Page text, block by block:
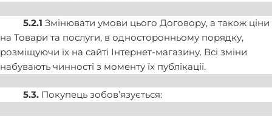
5.2.1 Змінювати умови цього Договору, а також ціни
на Товари та послуги, в односторонньому порядку,
розміщуючи їх на сайті Інтернет-магазину. Всі зміни
набувають чинності з моменту їх публікації.
5.3.Покупець зобов’язується: